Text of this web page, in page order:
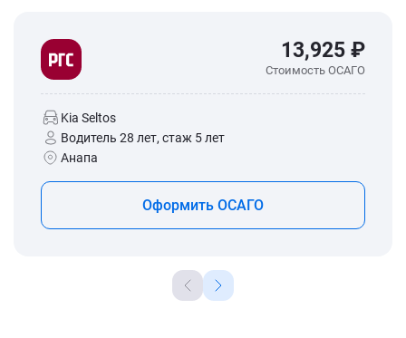
13,925 ₽
Стоимость ОСАГО
Kia Seltos
Водитель 28 лет, стаж 5 лет
Анапа
Оформить ОСАГО